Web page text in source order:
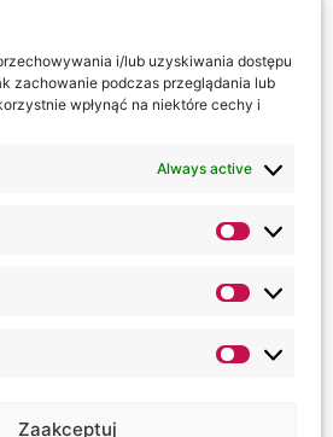
i/lub uzyskiwania dostępu
zachowanie podczas przeglądania lub
wpłynąć na niektóre cechy i
Always active
Zaakceptuj
(studia